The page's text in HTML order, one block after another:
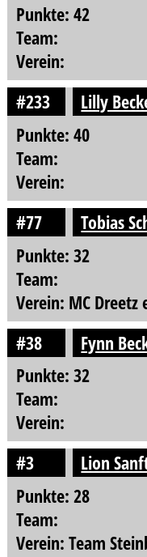
Punkte: 42
Team:
Verein:
#233
Lilly
Punkte: 40
Team:
Verein:
#77
Tobias
Punkte: 32
Team:
Verein: MC Dreetz
#38
Fynn
Punkte: 32
Team:
Verein:
#3
Lion
Punkte: 28
Team:
Verein: Team